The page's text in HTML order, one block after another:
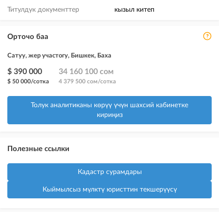
Титулдук документтер кызыл китеп
Орточо баа
Сатуу, жер участогу, Бишкек, Баха
$ 390 000
$ 50 000/сотка
34 160 100 сом
4 379 500 сом/сотка
Толук аналитиканы көрүү үчүн шахсий кабинетке
кириңиз
Полезные ссылки
Кадастр сурамдары
Кыймылсыз мүлктү юристтин текшерүүсү